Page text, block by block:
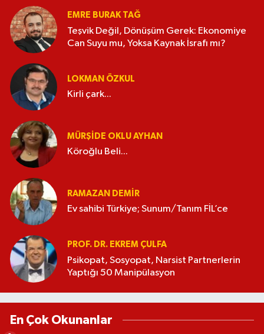
EMRE BURAK TAĞ
Teşvik Değil, Dönüşüm Gerek: Ekonomiye
Can Suyu mu, Yoksa Kaynak İsrafı mı?
LOKMAN ÖZKUL
Kirli çark...
MÜRŞIDE OKLU AYHAN
Köroğlu Beli...
RAMAZAN DEMİR
Ev sahibi Türkiye; Sunum/Tanım FİL’ce
PROF. DR. EKREM ÇULFA
Psikopat, Sosyopat, Narsist Partnerlerin
Yaptığı 50 Manipülasyon
En Çok Okunanlar